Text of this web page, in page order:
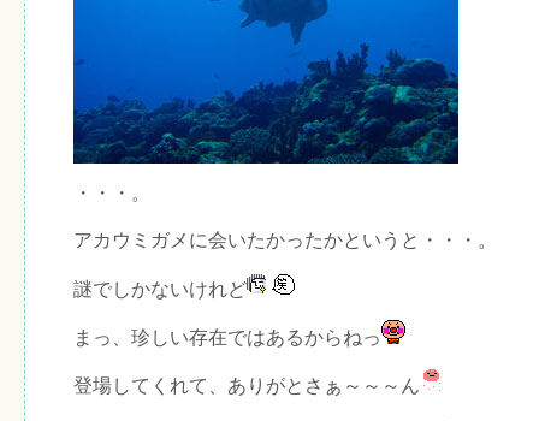
・・・。
アカウミガメに会いたかったかというと・・・。
謎でしかないけれど
まっ、珍しい存在ではあるからねっ
登場してくれて、ありがとさぁ～～～ん